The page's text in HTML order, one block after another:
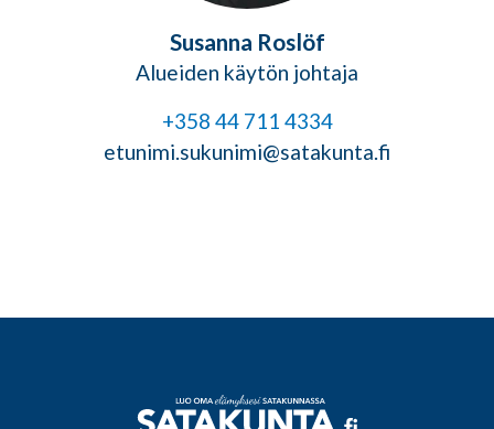
Susanna Roslöf
Alueiden käytön johtaja
+358 44 711 4334
etunimi.sukunimi@satakunta.fi